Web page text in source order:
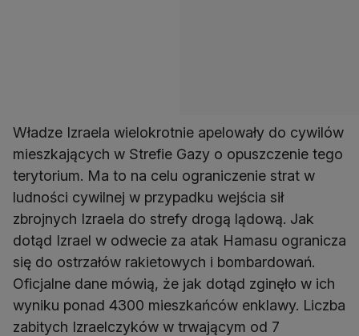
Władze Izraela wielokrotnie apelowały do cywilów
mieszkających w Strefie Gazy o opuszczenie tego
terytorium. Ma to na celu ograniczenie strat w
ludności cywilnej w przypadku wejścia sił
zbrojnych Izraela do strefy drogą lądową. Jak
dotąd Izrael w odwecie za atak Hamasu ogranicza
się do ostrzałów rakietowych i bombardowań.
Oficjalne dane mówią, że jak dotąd zginęło w ich
wyniku ponad 4300 mieszkańców enklawy. Liczba
zabitych Izraelczyków w trwającym od 7